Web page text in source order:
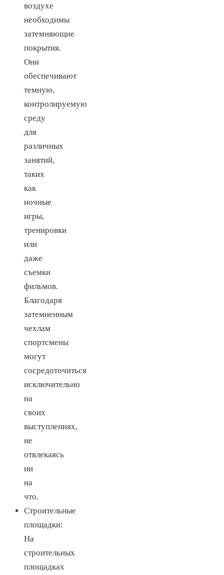
воздухе
необходимы
затемняющие
покрытия.
Они
обеспечивают
темную,
контролируемую
среду
для
различных
занятий,
таких
как
ночные
игры,
тренировки
или
даже
съемки
фильмов.
Благодаря
затемненным
чехлам
спортсмены
могут
сосредоточиться
исключительно
на
своих
выступлениях,
не
отвлекаясь
ни
на
что.
Строительные
площадки:
На
строительных
площадках